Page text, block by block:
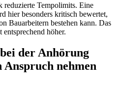
reduzierte Tempolimits. Eine
hier besonders kritisch bewertet,
Bauarbeitern bestehen kann. Das
höher.
der Anhörung
nehmen